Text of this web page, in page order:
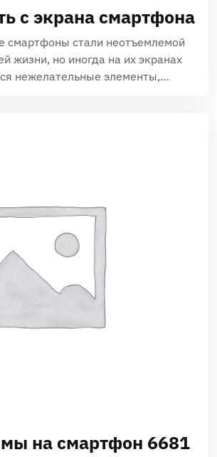
с экрана смартфона
смартфоны стали неотъемлемой
жизни‚ но иногда на их экранах
нежелательные элементы‚…
на смартфон 6681